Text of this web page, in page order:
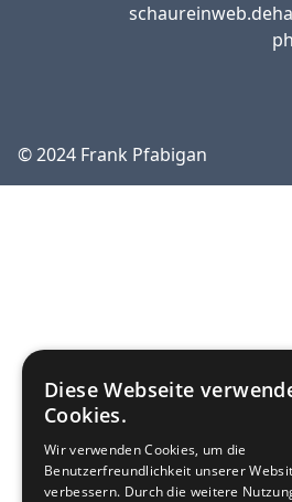
schaureinweb.de
© 2024 Frank Pfabigan
Diese Webseite
Cookies.
Wir verwenden Cookies, um die
Benutzerfreundlichkeit unserer
verbessern. Durch die weitere